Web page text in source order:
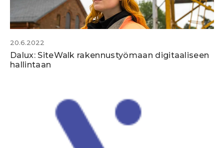
20.6.2022
Dalux: SiteWalk rakennustyömaan digitaaliseen
hallintaan